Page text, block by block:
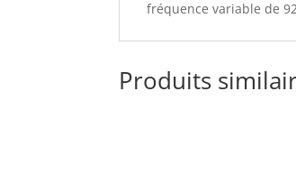
fréquence variable de
Produits